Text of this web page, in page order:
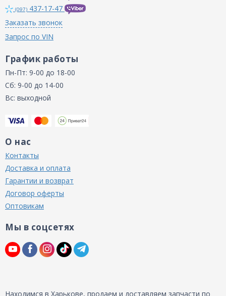
(097) 437-17-47
Заказать звонок
Запрос по VIN
График работы
Пн-Пт: 9-00 до 18-00
Сб: 9-00 до 14-00
Вс: выходной
О нас
Контакты
Доставка и оплата
Гарантии и возврат
Договор оферты
Оптовикам
Мы в соцсетях
Находимся в Харькове, продаем и доставляем запчасти по